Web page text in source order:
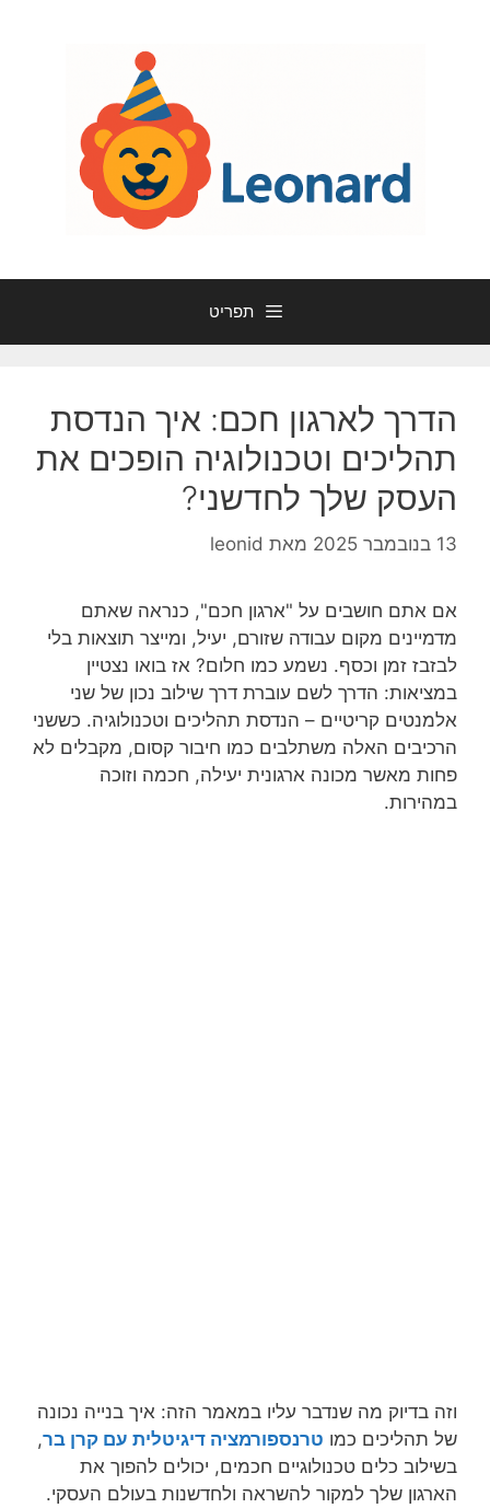
תפריט
הדרך לארגון חכם: איך הנדסת
תהליכים וטכנולוגיה הופכים את
העסק שלך לחדשני?
13 בנובמבר 2025 מאת leonid
אם אתם חושבים על "ארגון חכם", כנראה שאתם
מדמיינים מקום עבודה שזורם, יעיל, ומייצר תוצאות בלי
לבזבז זמן וכסף. נשמע כמו חלום? אז בואו נצטיין
במציאות: הדרך לשם עוברת דרך שילוב נכון של שני
אלמנטים קריטיים – הנדסת תהליכים וטכנולוגיה. כששני
הרכיבים האלה משתלבים כמו חיבור קסום, מקבלים לא
פחות מאשר מכונה ארגונית יעילה, חכמה וזוכה
במהירות.
וזה בדיוק מה שנדבר עליו במאמר הזה: איך בנייה נכונה
של תהליכים כמו טרנספורמציה דיגיטלית עם קרן בר,
בשילוב כלים טכנולוגיים חכמים, יכולים להפוך את
הארגון שלך למקור להשראה ולחדשנות בעולם העסקי.